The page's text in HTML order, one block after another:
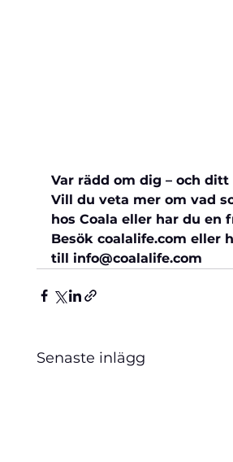
Var rädd om dig – och
Vill du veta mer om vad
hos Coala eller har du en
Besök coalalife.com eller
till info@coalalife.com
Senaste inlägg